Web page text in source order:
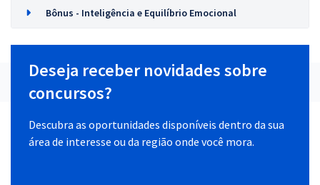
Bônus - Inteligência e Equilíbrio Emocional
Deseja receber novidades sobre
concursos?
Descubra as oportunidades disponíveis dentro da sua
área de interesse ou da região onde você mora.